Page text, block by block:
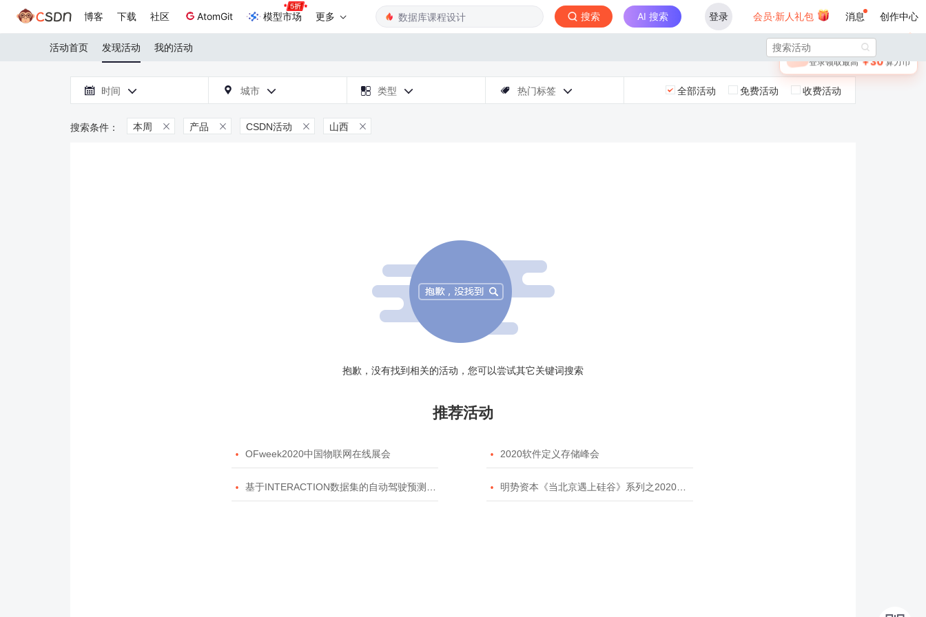
博客 下载 社区 AtomGit 模型市场 更多 搜索 AI 搜索 登录 会员·新人礼包 消息 创作中心
🎁 未登录
登录领取最高￥30算力币
活动首页 发现活动 我的活动 
 时间   城市   类型   热门标签  全部活动 免费活动 收费活动
本周  产品  CSDN活动  山西 
抱歉，没有找到相关的活动，您可以尝试其它关键词搜索
推荐活动
 OFweek2020中国物联网在线展会  2020软件定义存储峰会
 基于INTERACTION数据集的自动驾驶预测模型挑战赛  明势资本《当北京遇上硅谷》系列之2020年度开源峰会